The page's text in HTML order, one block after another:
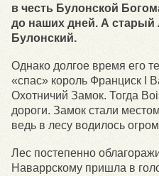
в честь Булонской
до наших дней. А старый
Булонский.
Однако долгое время его
«спас» король Франциск I
Охотничий Замок. Тогда
дороги. Замок стали
ведь в лесу водилось
Лес постепенно
Наваррскому пришла в